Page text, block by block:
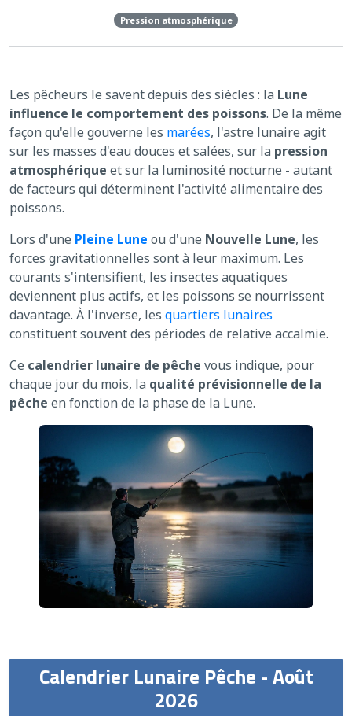
Pression atmosphérique
Les pêcheurs le savent depuis des siècles : la Lune
influence le comportement des poissons. De la même
façon qu'elle gouverne les marées, l'astre lunaire agit
sur les masses d'eau douces et salées, sur la pression
atmosphérique et sur la luminosité nocturne - autant
de facteurs qui déterminent l'activité alimentaire des
poissons.
Lors d'une Pleine Lune ou d'une Nouvelle Lune, les
forces gravitationnelles sont à leur maximum. Les
courants s'intensifient, les insectes aquatiques
deviennent plus actifs, et les poissons se nourrissent
davantage. À l'inverse, les quartiers lunaires
constituent souvent des périodes de relative accalmie.
Ce calendrier lunaire de pêche vous indique, pour
chaque jour du mois, la qualité prévisionnelle de la
pêche en fonction de la phase de la Lune.
Calendrier Lunaire Pêche - Août
2026